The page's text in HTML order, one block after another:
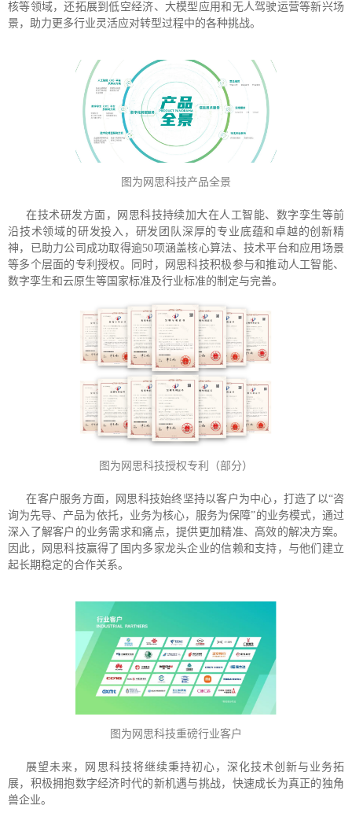
核等领域，还拓展到低空经济、大模型应用和无人驾驶运营等新兴场
景，助力更多行业灵活应对转型过程中的各种挑战。
图为网思科技产品全景
在技术研发方面，网思科技持续加大在人工智能、数字孪生等前
沿技术领域的研发投入，研发团队深厚的专业底蕴和卓越的创新精
神，已助力公司成功取得逾50项涵盖核心算法、技术平台和应用场景
等多个层面的专利授权。同时，网思科技积极参与和推动人工智能、
数字孪生和云原生等国家标准及行业标准的制定与完善。
图为网思科技授权专利（部分）
在客户服务方面，网思科技始终坚持以客户为中心，打造了以“咨
询为先导、产品为依托，业务为核心，服务为保障”的业务模式，通过
深入了解客户的业务需求和痛点，提供更加精准、高效的解决方案。
因此，网思科技赢得了国内多家龙头企业的信赖和支持，与他们建立
起长期稳定的合作关系。
图为网思科技重磅行业客户
展望未来，网思科技将继续秉持初心，深化技术创新与业务拓
展，积极拥抱数字经济时代的新机遇与挑战，快速成长为真正的独角
兽企业。